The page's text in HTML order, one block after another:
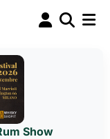
Show